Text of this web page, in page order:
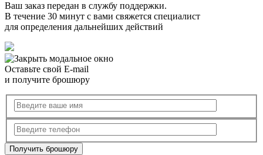
Ваш заказ передан в службу поддержки.
В течение 30 минут с вами свяжется специалист
для определения дальнейших действий
Оставьте свой E-mail
и получите брошюру